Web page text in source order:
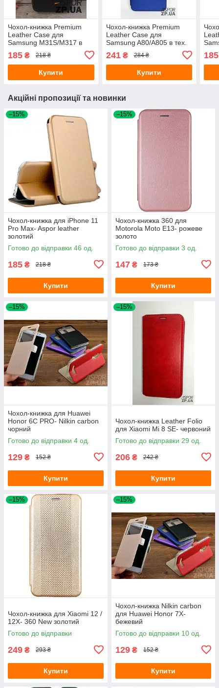
Чохол-книжка Premium
Leather Case для
Samsung M31S/M317 в
185 ₴ 218 ₴
Купити
Чохол-книжка Premium
Leather Case для
Samsung A80/A805 в тех.
241₴ 284 ₴
Купити
185
Акційні пропозиції та новинки
–15%
Чохол-книжка для iPhone 11
Pro Max- Aspor leather
золотий
Готово до відправки 46 од.
185 ₴ 218 ₴
Купити
–15%
Чохол-книжка 360 для
Motorola Moto E13- рожеве
золото
Готово до відправки 3 од.
147 ₴ 173 ₴
Купити
–15%
Чохол-книжка для Huawei
Honor 6C PRO- Nilkin carbon
чорний
Готово до відправки 4 од.
129 ₴ 152 ₴
Купити
–15%
Чохол-книжка Leather Folio
для Xiaomi Mi 8 SE- червоний
Готово до відправки 29 од.
206 ₴ 242 ₴
Купити
–15%
Чохол-книжка для Xiaomi 12 /
12X- 360 New золотий
Готово до відправки
249 ₴ 293 ₴
Купити
–15%
Чохол-книжка Nilkin carbon
для Huawei Honor 7X-
бежевий
Готово до відправки 10 од.
129 ₴ 152 ₴
Купити